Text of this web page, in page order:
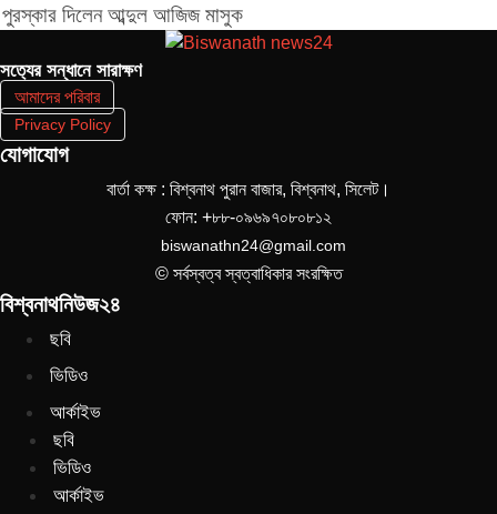
পুরস্কার দিলেন আব্দুল আজিজ মাসুক
সত‌্যের সন্ধানে সারাক্ষণ
আমাদের পরিবার
Privacy Policy
যোগাযোগ
বার্তা কক্ষ : বিশ্বনাথ পুরান বাজার, বিশ্বনাথ, সিলেট।
ফোন: +৮৮-০৯৬৯৭০৮০৮১২
biswanathn24@gmail.com
© সর্বস্বত্ব স্বত্বাধিকার সংরক্ষিত
বিশ্বনাথনিউজ২৪
ছবি
ভিডিও
আর্কাইভ
ছবি
ভিডিও
আর্কাইভ